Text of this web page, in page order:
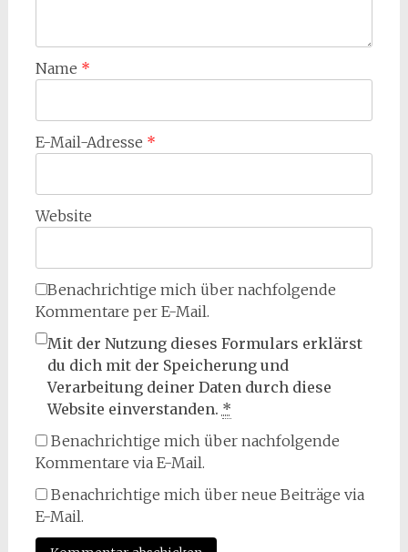
Name *
E-Mail-Adresse *
Website
Benachrichtige mich über nachfolgende
Kommentare per E-Mail.
Mit der Nutzung dieses Formulars erklärst
du dich mit der Speicherung und
Verarbeitung deiner Daten durch diese
Website einverstanden. *
Benachrichtige mich über nachfolgende
Kommentare via E-Mail.
Benachrichtige mich über neue Beiträge via
E-Mail.